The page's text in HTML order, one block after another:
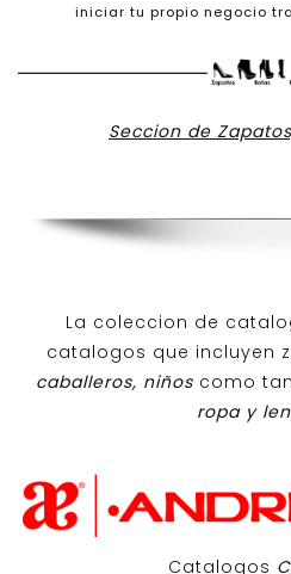
iniciar tu propio negocio
Seccion de
La coleccion de
catalogos que incluyen
caballeros, niños como
ropa y
Catalogos